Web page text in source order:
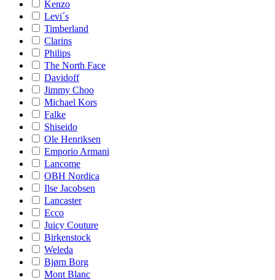
Kenzo
Levi´s
Timberland
Clarins
Philips
The North Face
Davidoff
Jimmy Choo
Michael Kors
Falke
Shiseido
Ole Henriksen
Emporio Armani
Lancome
OBH Nordica
Ilse Jacobsen
Lancaster
Ecco
Juicy Couture
Birkenstock
Weleda
Bjørn Borg
Mont Blanc